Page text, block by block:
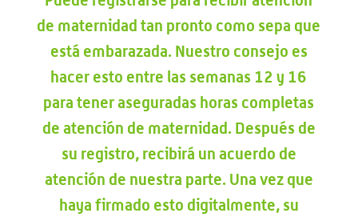
de maternidad tan pronto como sepa que
está embarazada. Nuestro consejo es
hacer esto entre las semanas 12 y 16
para tener aseguradas horas completas
de atención de maternidad. Después de
su registro, recibirá un acuerdo de
atención de nuestra parte. Una vez que
haya firmado esto digitalmente, su